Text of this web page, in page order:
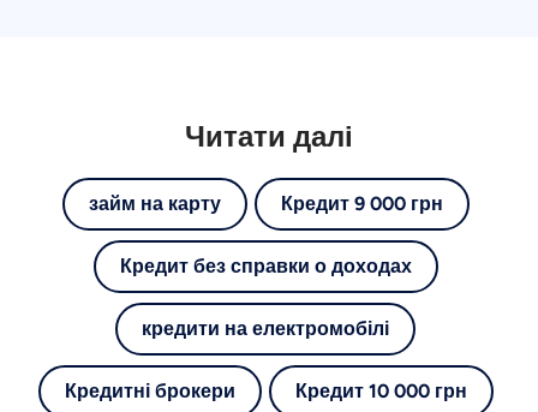
Читати далі
займ на карту Кредит 9 000 грн
Кредит без справки о доходах
кредити на електромобілі
Кредитні брокери Кредит 10 000 грн